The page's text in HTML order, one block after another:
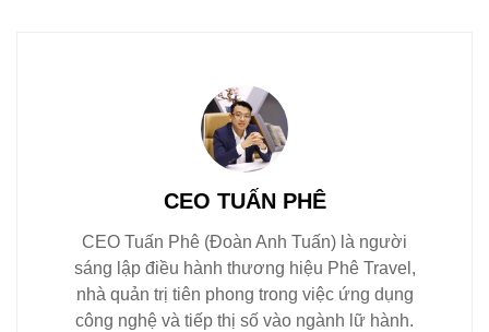
CEO TUẤN PHÊ
CEO Tuấn Phê (Đoàn Anh Tuấn) là người
sáng lập điều hành thương hiệu Phê Travel,
nhà quản trị tiên phong trong việc ứng dụng
công nghệ và tiếp thị số vào ngành lữ hành.